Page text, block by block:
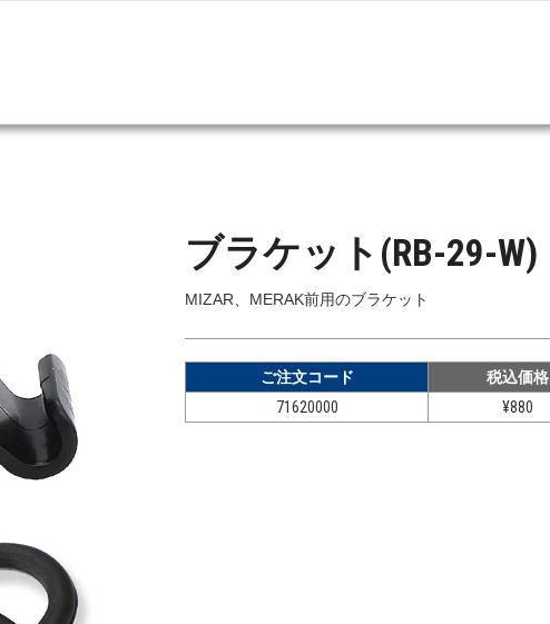
ブラケット(RB-29-W)
MIZAR、MERAK前用のブラケット
ご注文コード 税込価格
71620000
¥880